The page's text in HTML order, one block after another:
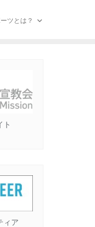
ツとは？
ト
ィア